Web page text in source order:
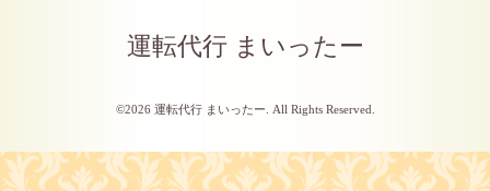
運転代行 まいったー
©2026 運転代行 まいったー . All Rights Reserved.